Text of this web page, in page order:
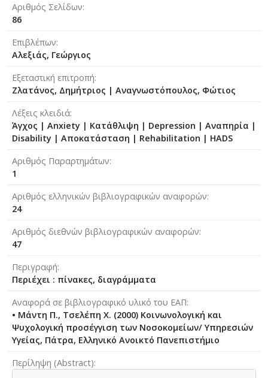
Αριθμός Σελίδων
86
Επιβλέπων
Αλεξιάς, Γεώργιος
Εξεταστική επιτροπή
Ζλατάνος, Δημήτριος | Αναγνωστόπουλος, Φώτιος
Λέξεις κλειδιά
Άγχος | Anxiety | Κατάθλιψη | Depression | Αναπηρία |
Disability | Αποκατάσταση | Rehabilitation | HADS
Αριθμός Παραρτημάτων
1
Αριθμός ελληνικών βιβλιογραφικών αναφορών
24
Αριθμός διεθνών βιβλιογραφικών αναφορών
47
Περιγραφή
Περιέχει : πίνακες, διαγράμματα
Αναφορά σε βιβλιογραφικό υλικό του ΕΑΠ
• Μάντη Π., Τσελέπη Χ. (2000) Κοινωνολογική και
Ψυχολογική προσέγγιση των Νοσοκομείων/ Υπηρεσιών
Υγείας, Πάτρα, Ελληνικό Ανοικτό Πανεπιστήμιο
Περίληψη (Abstract)